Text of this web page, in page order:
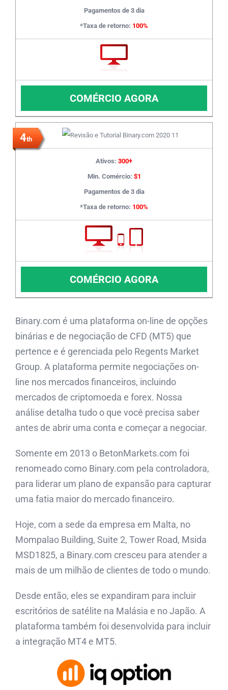
Pagamentos de 3 dia
*Taxa de retorno: 100%
COMÉRCIO AGORA
4th
Ativos: 300+
Min. Comércio: $1
Pagamentos de 3 dia
*Taxa de retorno: 100%
COMÉRCIO AGORA
Binary.com é uma plataforma on-line de opções
binárias e de negociação de CFD (MT5) que
pertence e é gerenciada pelo Regents Market
Group. A plataforma permite negociações on-
line nos mercados financeiros, incluindo
mercados de criptomoeda e forex. Nossa
análise detalha tudo o que você precisa saber
antes de abrir uma conta e começar a negociar.
Somente em 2013 o BetonMarkets.com foi
renomeado como Binary.com pela controladora,
para liderar um plano de expansão para capturar
uma fatia maior do mercado financeiro.
Hoje, com a sede da empresa em Malta, no
Mompalao Building, Suite 2, Tower Road, Msida
MSD1825, a Binary.com cresceu para atender a
mais de um milhão de clientes de todo o mundo.
Desde então, eles se expandiram para incluir
escritórios de satélite na Malásia e no Japão. A
plataforma também foi desenvolvida para incluir
a integração MT4 e MT5.